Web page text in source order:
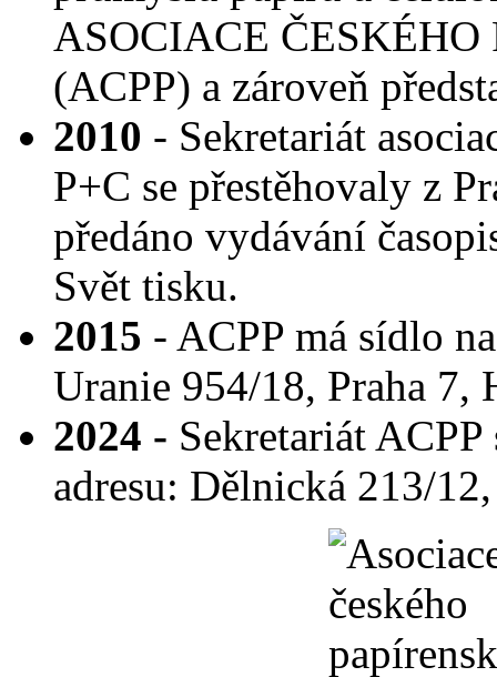
ASOCIACE
(ACPP) a zároveň
2010 - Sekretariát
P+C se přestěhovaly z
předáno vydávání
Svět tisku.
2015 - ACPP má sídlo
Uranie 954/18, Praha 7,
2024 - Sekretariát
adresu: Dělnická 213/